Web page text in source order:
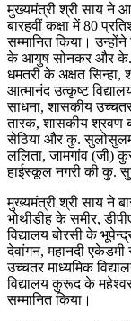
मुख्यमंत्री श्री साय ने
बारहवीं कक्षा में 80
सम्मानित किया।
के आयुष सोनकर और के.
धमतरी के अक्षत सिन्हा,
आत्मानंद उत्कृष्ट
साधना, शासकीय
तारक, शासकीय श्रवण
सेठिया और कु.
ललिता, जामगांव (जी)
हाईस्कूल नगरी की कु.
मुख्यमंत्री श्री साय ने
भोथीडीह के समीर,
विद्यालय बोरसी के
देवांगन, महानदी एकेडमी
उच्चतर माध्यमिक
विद्यालय कुरूद के
सम्मानित किया।